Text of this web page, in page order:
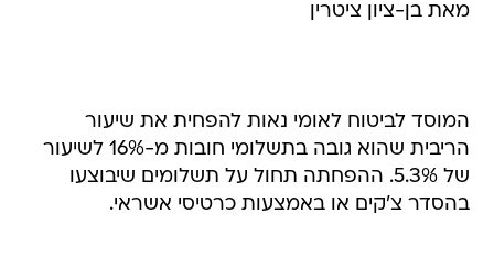
מאת בן-ציון ציטרין
המוסד לביטוח לאומי נאות להפחית את שיעור
הריבית שהוא גובה בתשלומי חובות מ-16% לשיעור
של 5.3%. ההפחתה תחול על תשלומים שיבוצעו
בהסדר צ'קים או באמצעות כרטיסי אשראי.